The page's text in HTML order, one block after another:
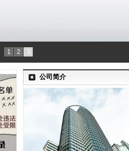
1 2 3
公司简介